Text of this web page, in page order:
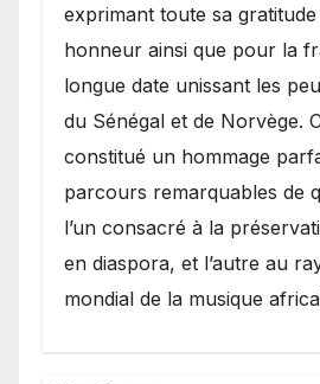
exprimant toute sa
honneur ainsi que pour la
longue date unissant les
du Sénégal et de Norvège.
constitué un hommage
parcours remarquables de
l’un consacré à la
en diaspora, et l’autre au
mondial de la musique